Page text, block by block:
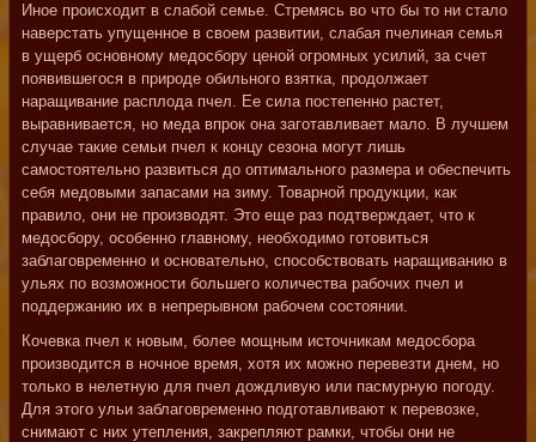
Иное происходит в слабой семье. Стремясь во что бы то ни стало
наверстать упущенное в своем развитии, слабая пчелиная семья
в ущерб основному медосбору ценой огромных усилий, за счет
появившегося в природе обильного взятка, продолжает
наращивание расплода пчел. Ее сила постепенно растет,
выравнивается, но меда впрок она заготавливает мало. В лучшем
случае такие семьи пчел к концу сезона могут лишь
самостоятельно развиться до оптимального размера и обеспечить
себя медовыми запасами на зиму. Товарной продукции, как
правило, они не производят. Это еще раз подтверждает, что к
медосбору, особенно главному, необходимо готовиться
заблаговременно и основательно, способствовать наращиванию в
ульях по возможности большего количества рабочих пчел и
поддержанию их в непрерывном рабочем состоянии.
Кочевка пчел к новым, более мощным источникам медосбора
производится в ночное время, хотя их можно перевезти днем, но
только в нелетную для пчел дождливую или пасмурную погоду.
Для этого ульи заблаговременно подготавливают к перевозке,
снимают с них утепления, закрепляют рамки, чтобы они не